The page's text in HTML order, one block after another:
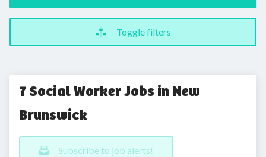
Toggle filters
7 Social Worker Jobs in New
Brunswick
Subscribe to job alerts!